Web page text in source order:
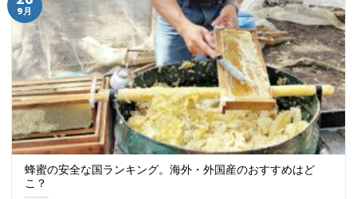
蜂蜜の安全な国ランキング。海外・外国産のおすすめはど
こ？
9月